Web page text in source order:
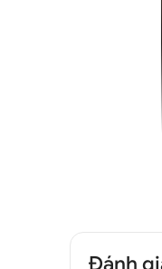
Đánh